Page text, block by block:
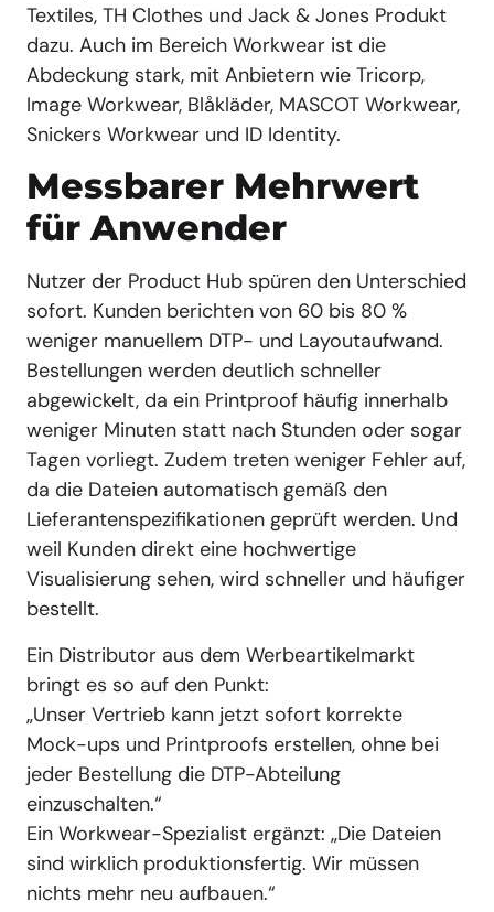
Textiles, TH Clothes und Jack & Jones Produkt
dazu. Auch im Bereich Workwear ist die
Abdeckung stark, mit Anbietern wie Tricorp,
Image Workwear, Blåkläder, MASCOT Workwear,
Snickers Workwear und ID Identity.
Messbarer Mehrwert
für Anwender
Nutzer der Product Hub spüren den Unterschied
sofort. Kunden berichten von 60 bis 80 %
weniger manuellem DTP- und Layoutaufwand.
Bestellungen werden deutlich schneller
abgewickelt, da ein Printproof häufig innerhalb
weniger Minuten statt nach Stunden oder sogar
Tagen vorliegt. Zudem treten weniger Fehler auf,
da die Dateien automatisch gemäß den
Lieferantenspezifikationen geprüft werden. Und
weil Kunden direkt eine hochwertige
Visualisierung sehen, wird schneller und häufiger
bestellt.
Ein Distributor aus dem Werbeartikelmarkt
bringt es so auf den Punkt:
„Unser Vertrieb kann jetzt sofort korrekte
Mock-ups und Printproofs erstellen, ohne bei
jeder Bestellung die DTP-Abteilung
einzuschalten.“
Ein Workwear-Spezialist ergänzt: „Die Dateien
sind wirklich produktionsfertig. Wir müssen
nichts mehr neu aufbauen.“